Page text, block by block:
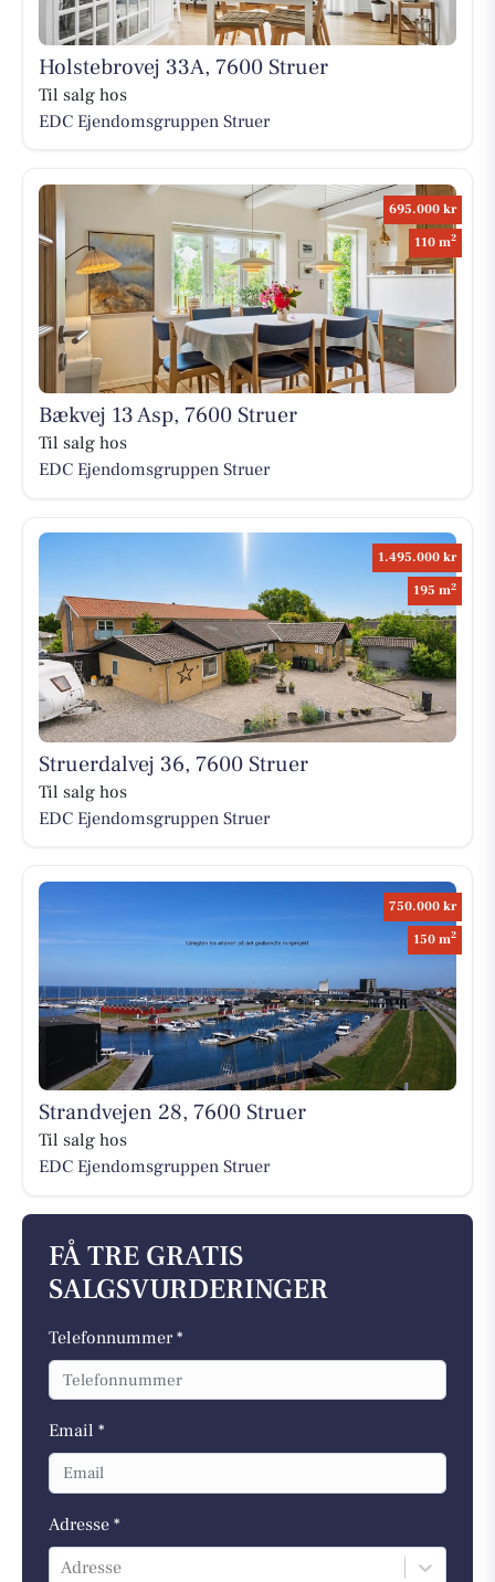
Holstebrovej 33A, 7600 Struer
Til salg hos
EDC Ejen­doms­grup­pen Struer
695.000 kr
110 m2
Bækvej 13 Asp, 7600 Struer
Til salg hos
EDC Ejen­doms­grup­pen Struer
1.495.000 kr
195 m2
Struerdalvej 36, 7600 Struer
Til salg hos
EDC Ejen­doms­grup­pen Struer
750.000 kr
150 m2
Strandvejen 28, 7600 Struer
Til salg hos
EDC Ejen­doms­grup­pen Struer
FÅ TRE GRATIS
SALGSVURDERINGER
Telefonnummer *
Email *
Adresse *
Adresse